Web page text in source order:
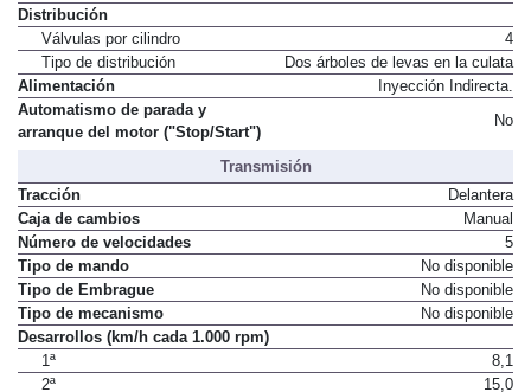
Relación de compresión
Distribución
Válvulas por cilindro
4
Tipo de distribución
Dos árboles de levas en la culata
Alimentación
Automatismo de parada y
Transmisión
Tracción
Delantera
Caja de cambios
Manual
Número de velocidades
5
Tipo de mando
No disponible
Tipo de Embrague
No disponible
Tipo de mecanismo
Desarrollos (km/h cada 1.000 rpm)
1ª
8,1